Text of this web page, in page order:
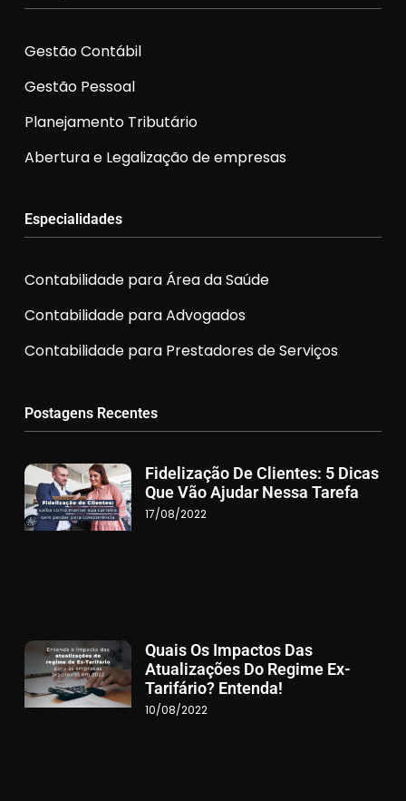
Gestão Contábil
Gestão Pessoal
Planejamento Tributário
Abertura e Legalização de empresas
Especialidades
Contabilidade para Área da Saúde
Contabilidade para Advogados
Contabilidade para Prestadores de Serviços
Postagens Recentes
Fidelização De Clientes: 5 Dicas
Que Vão Ajudar Nessa Tarefa
17/08/2022
Quais Os Impactos Das
Atualizações Do Regime Ex-
Tarifário? Entenda!
10/08/2022